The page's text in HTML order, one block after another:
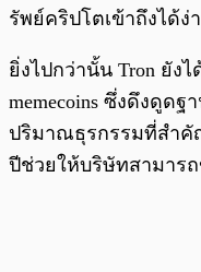
รัพย์คริปโตเข้าถึงได้
ยิ่งไปกว่านั้น Tron ยัง
memecoins ซึ่งดึงดูด
ปริมาณธุรกรรมที่สำคั
ปีช่วยให้บริษัทสามาร